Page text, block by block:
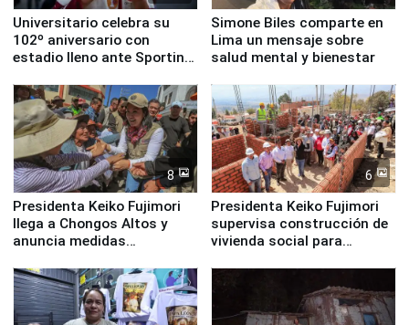
Universitario celebra su
102º aniversario con
estadio lleno ante Sporting
Simone Biles comparte en
Lima un mensaje sobre
salud mental y bienestar
8
Presidenta Keiko Fujimori
llega a Chongos Altos y
anuncia medidas
educación, salud y empleo
6
Presidenta Keiko Fujimori
supervisa construcción de
vivienda social para